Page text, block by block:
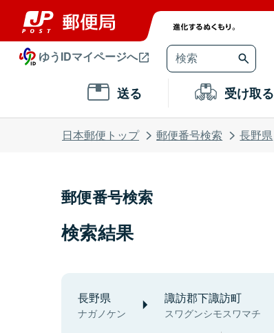
ゆうIDマイページへ
送る 受け取る
日本郵便トップ 郵便番号検索 長野県
郵便番号検索
検索結果
長野県
ナガノケン
諏訪郡下諏訪町
スワグンシモスワマチ